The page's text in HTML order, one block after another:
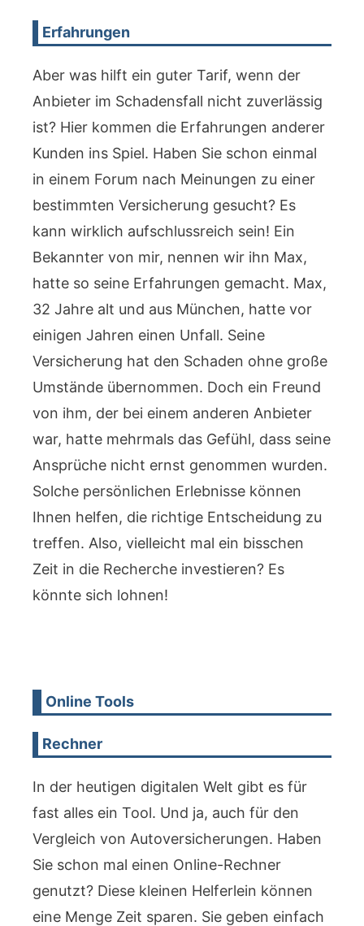
Erfahrungen
Aber was hilft ein guter Tarif, wenn der
Anbieter im Schadensfall nicht zuverlässig
ist? Hier kommen die Erfahrungen anderer
Kunden ins Spiel. Haben Sie schon einmal
in einem Forum nach Meinungen zu einer
bestimmten Versicherung gesucht? Es
kann wirklich aufschlussreich sein! Ein
Bekannter von mir, nennen wir ihn Max,
hatte so seine Erfahrungen gemacht. Max,
32 Jahre alt und aus München, hatte vor
einigen Jahren einen Unfall. Seine
Versicherung hat den Schaden ohne große
Umstände übernommen. Doch ein Freund
von ihm, der bei einem anderen Anbieter
war, hatte mehrmals das Gefühl, dass seine
Ansprüche nicht ernst genommen wurden.
Solche persönlichen Erlebnisse können
Ihnen helfen, die richtige Entscheidung zu
treffen. Also, vielleicht mal ein bisschen
Zeit in die Recherche investieren? Es
könnte sich lohnen!
Online Tools
Rechner
In der heutigen digitalen Welt gibt es für
fast alles ein Tool. Und ja, auch für den
Vergleich von Autoversicherungen. Haben
Sie schon mal einen Online-Rechner
genutzt? Diese kleinen Helferlein können
eine Menge Zeit sparen. Sie geben einfach